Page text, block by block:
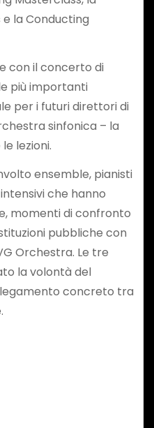
la Conducting
con il concerto di
più importanti
per i futuri direttori di
sinfonica – la
lezioni.
ensemble, pianisti
che hanno
momenti di confronto
pubbliche con
Orchestra. Le tre
la volontà del
concreto tra